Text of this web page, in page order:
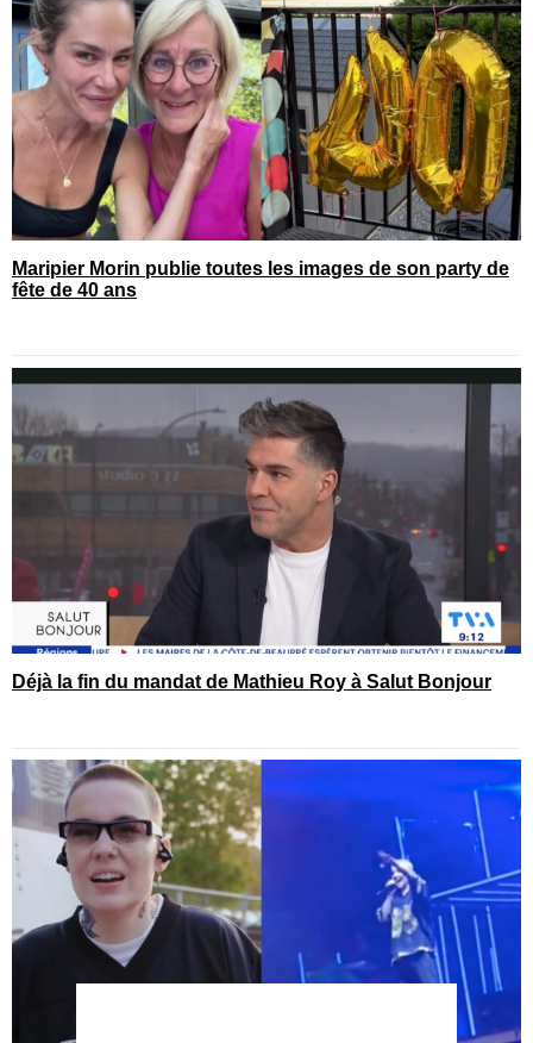
Maripier Morin publie toutes les images de son party de
fête de 40 ans
Déjà la fin du mandat de Mathieu Roy à Salut Bonjour